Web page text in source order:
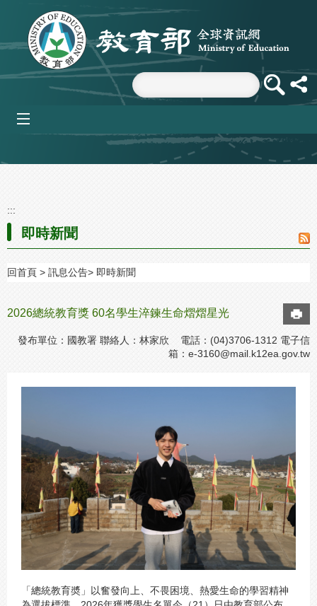
跳到主要內容區塊
:::
即時新聞
回首頁 訊息公告 即時新聞
2026總統教育獎 60名學生淬鍊生命熠熠星光
發布單位：國教署 聯絡人：林家欣 電話：(04)3706-1312 電子信
箱： e-3160@mail.k12ea.gov.tw
「總統教育奬」以奮發向上、不畏困境、熱愛生命的學習精神